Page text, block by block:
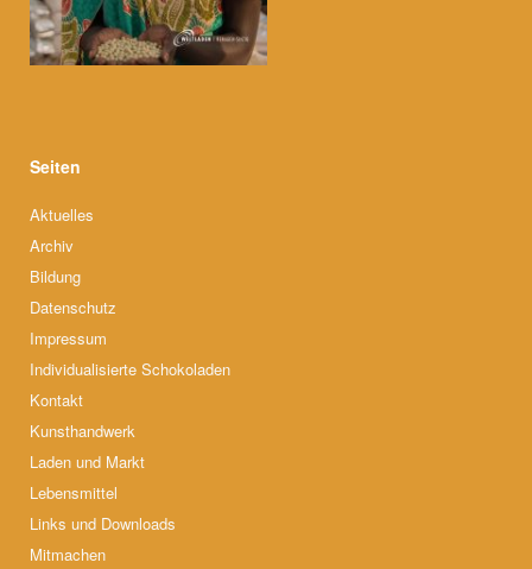
Seiten
Aktuelles
Archiv
Bildung
Datenschutz
Impressum
Individualisierte Schokoladen
Kontakt
Kunsthandwerk
Laden und Markt
Lebensmittel
Links und Downloads
Mitmachen